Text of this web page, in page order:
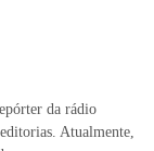
da rádio
Atualmente,